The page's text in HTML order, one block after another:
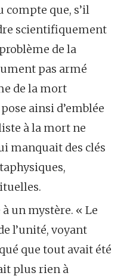
compte que, s’il
scientifiquement
de la
pas armé
de la mort
ainsi d’emblée
à la mort ne
manquait des clés
un mystère. « Le
l’unité, voyant
que tout avait été
plus rien à